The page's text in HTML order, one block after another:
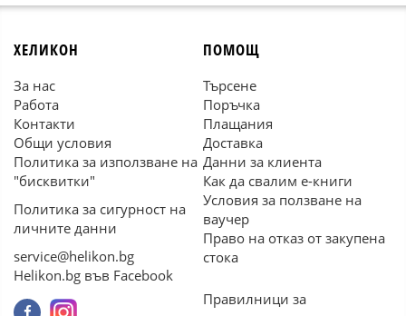
ХЕЛИКОН
За нас
Работа
Контакти
Общи условия
Политика за използване на
"бисквитки"
Политика за сигурност на
личните данни
service@helikon.bg
Helikon.bg във Facebook
ПОМОЩ
Търсене
Поръчка
Плащания
Доставка
Данни за клиента
Как да свалим е-книги
Условия за ползване на
ваучер
Право на отказ от закупена
стока
Правилници за